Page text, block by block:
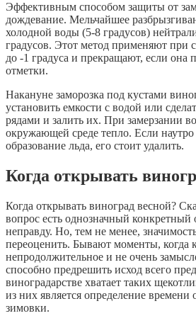
Эффективным способом защиты от
дождевание. Мельчайшее
холодной воды (5-8 градусов)
градусов. Этот метод применяют при
до -1 градуса и прекращают, если она
отметки.
Накануне заморозка под кустами
установить емкости с водой или
рядами и залить их. При замерзании
окружающей среде тепло. Если
образование льда, его стоит удалить.
Когда открывать
Когда открывать виноград весной?
вопрос есть однозначный конкретный
неправду. Но, тем не менее,
переоценить. Бывают моменты, когда
непродолжительное и не очень
способно предрешить исход всего
виноградарстве хватает таких
из них является определение времени
зимовки.